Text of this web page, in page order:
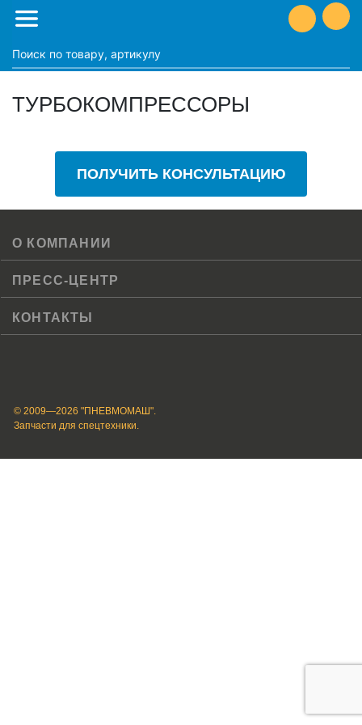
ТУРБОКОМПРЕССОРЫ
ПОЛУЧИТЬ КОНСУЛЬТАЦИЮ
О КОМПАНИИ
ПРЕСС-ЦЕНТР
КОНТАКТЫ
© 2009—2026 "ПНЕВМОМАШ".
Запчасти для спецтехники.